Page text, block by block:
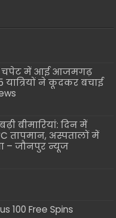
चपेट में आई आजमगढ़
ने कूदकर बचाई
बीमारियां: दिन में
तापमान, अस्पतालों में
– जौनपुर न्यूज
100 Free Spins